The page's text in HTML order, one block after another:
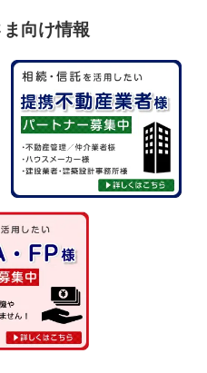
向け情報